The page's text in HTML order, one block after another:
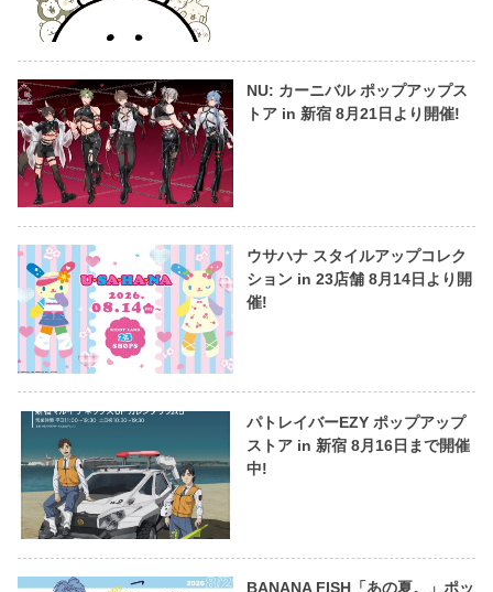
NU: カーニバル ポップアップス
トア in 新宿 8月21日より開催!
ウサハナ スタイルアップコレク
ション in 23店舗 8月14日より開
催!
パトレイバーEZY ポップアップ
ストア in 新宿 8月16日まで開催
中!
BANANA FISH「あの夏。」ポッ